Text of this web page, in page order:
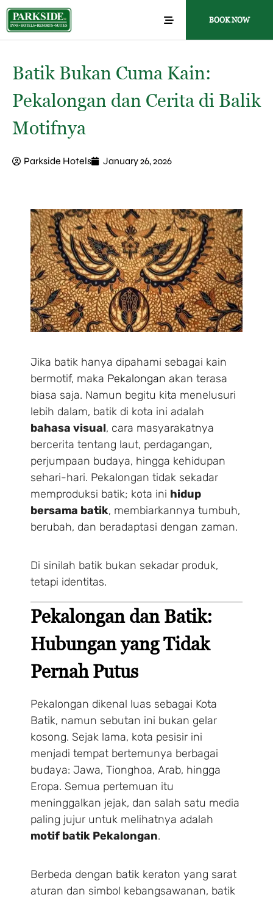
BOOK NOW
Batik Bukan Cuma Kain:
Pekalongan dan Cerita di Balik
Motifnya
Parkside Hotels January 26, 2026
Jika batik hanya dipahami sebagai kain
bermotif, maka Pekalongan akan terasa
biasa saja. Namun begitu kita menelusuri
lebih dalam, batik di kota ini adalah
bahasa visual, cara masyarakatnya
bercerita tentang laut, perdagangan,
perjumpaan budaya, hingga kehidupan
sehari-hari. Pekalongan tidak sekadar
memproduksi batik; kota ini hidup
bersama batik, membiarkannya tumbuh,
berubah, dan beradaptasi dengan zaman.
Di sinilah batik bukan sekadar produk,
tetapi identitas.
Pekalongan dan Batik:
Hubungan yang Tidak
Pernah Putus
Pekalongan dikenal luas sebagai Kota
Batik, namun sebutan ini bukan gelar
kosong. Sejak lama, kota pesisir ini
menjadi tempat bertemunya berbagai
budaya: Jawa, Tionghoa, Arab, hingga
Eropa. Semua pertemuan itu
meninggalkan jejak, dan salah satu media
paling jujur untuk melihatnya adalah
motif batik Pekalongan.
Berbeda dengan batik keraton yang sarat
aturan dan simbol kebangsawanan, batik